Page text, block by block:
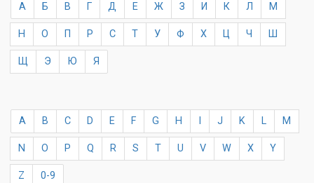
А Б В Г Д Е Ж З И К Л М
Н О П Р С Т У Ф Х Ц Ч Ш
Щ Э Ю Я
A B C D E F G H J K L M
N O P Q R S T U V W X Y
Z 0-9